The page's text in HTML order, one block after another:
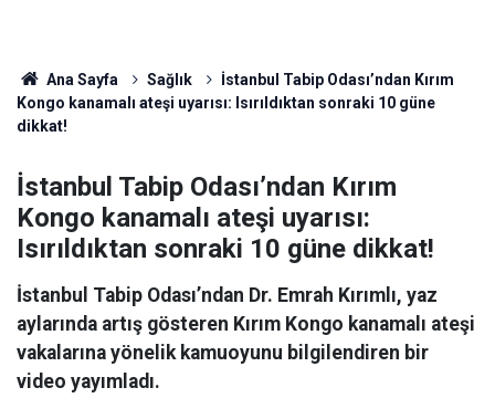
Ana Sayfa Sağlık
İstanbul Tabip Odası’ndan Kırım
Kongo kanamalı ateşi uyarısı: Isırıldıktan sonraki 10 güne
dikkat!
İstanbul Tabip Odası’ndan Kırım
Kongo kanamalı ateşi uyarısı:
Isırıldıktan sonraki 10 güne dikkat!
İstanbul Tabip Odası’ndan Dr. Emrah Kırımlı, yaz
aylarında artış gösteren Kırım Kongo kanamalı ateşi
vakalarına yönelik kamuoyunu bilgilendiren bir
video yayımladı.